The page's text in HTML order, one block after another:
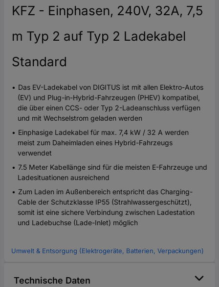
KFZ - Einphasen, 240V, 32A, 7,5
m Typ 2 auf Typ 2 Ladekabel
Standard
Das EV-Ladekabel von DIGITUS ist mit allen Elektro-Autos
(EV) und Plug-in-Hybrid-Fahrzeugen (PHEV) kompatibel,
die über einen CCS- oder Typ 2-Ladeanschluss verfügen
und mit Wechselstrom geladen werden
Einphasige Ladekabel für max. 7,4 kW / 32 A werden
meist zum Daheimladen eines Hybrid-Fahrzeugs
verwendet
7.5 Meter Kabellänge sind für die meisten E-Fahrzeuge und
Ladesituationen ausreichend
Zum Laden im Außenbereich entspricht das Charging-
Cable der Schutzklasse IP55 (Strahlwassergeschützt),
somit ist eine sichere Verbindung zwischen Ladestation
und Ladebuchse (Lade-Inlet) möglich
Umwelt & Entsorgung (Elektrogeräte, Batterien, Verpackungen)
Technische Daten